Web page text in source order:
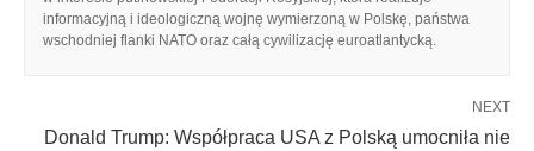
informacyjną i ideologiczną wojnę wymierzoną w Polskę, państwa
wschodniej flanki NATO oraz całą cywilizację euroatlantycką.
NEXT
Donald Trump: Współpraca USA z Polską umocniła nie